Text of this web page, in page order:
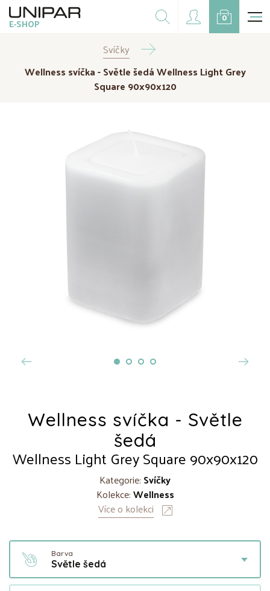
E-SHOP
Dárkové balíčky
Doplňky
Doprodej
Kampaně
CZK EUR
0
Svíčky
Wellness svíčka - Světle šedá Wellness Light Grey
Square 90x90x120
Wellness svíčka - Světle
šedá
Wellness Light Grey Square 90x90x120
Kategorie: Svíčky
Kolekce:Wellness
Více o kolekci
Barva
Světle šedá